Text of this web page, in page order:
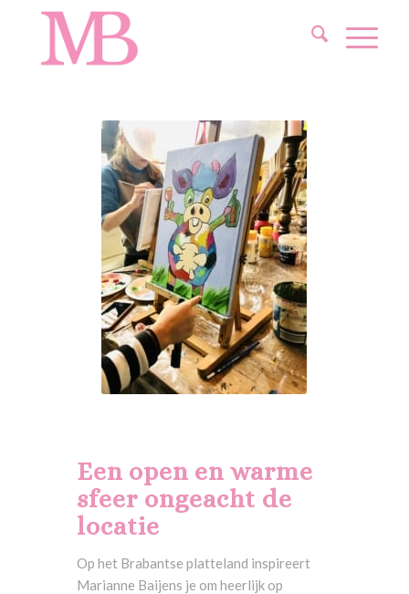
Een open en warme
sfeer ongeacht de
locatie
Op het Brabantse platteland inspireert
Marianne Baijens je om heerlijk op